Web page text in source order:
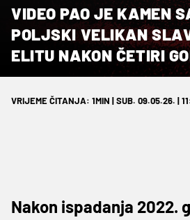
VIDEO PAO JE KAMEN
POLJSKI VELIKAN
ELITU NAKON ČETIRI
VRIJEME ČITANJA: 1MIN | SUB. 09.05.26. |
Nakon ispadanja 2022.